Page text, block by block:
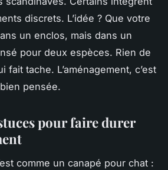
discrets. L’idée ? Que votre
un enclos, mais dans un
pour deux espèces. Rien de
fait tache. L’aménagement, c’est
pensée.
pour faire durer
comme un canapé pour chat :